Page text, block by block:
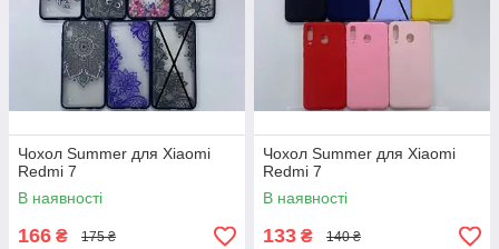
Чохол Summer для Xiaomi
Redmi 7
В наявності
166 ₴ 175 ₴
Чохол Summer для Xiaomi
Redmi 7
В наявності
133 ₴ 140 ₴